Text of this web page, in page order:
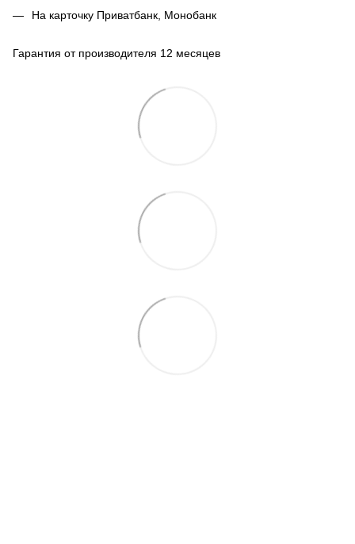
На карточку Приватбанк, Монобанк
Гарантия от производителя 12 месяцев